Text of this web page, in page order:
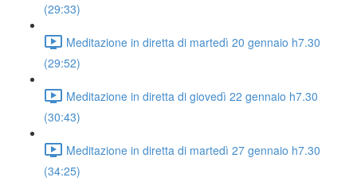
(29:33)
Meditazione in diretta di martedì 20 gennaio h7.30
(29:52)
Meditazione in diretta di giovedì 22 gennaio h7.30
(30:43)
Meditazione in diretta di martedì 27 gennaio h7.30
(34:25)